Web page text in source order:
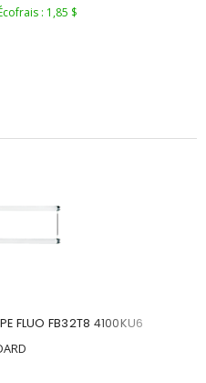
: 1,85 $
FLUO FB32T8 4100KU6